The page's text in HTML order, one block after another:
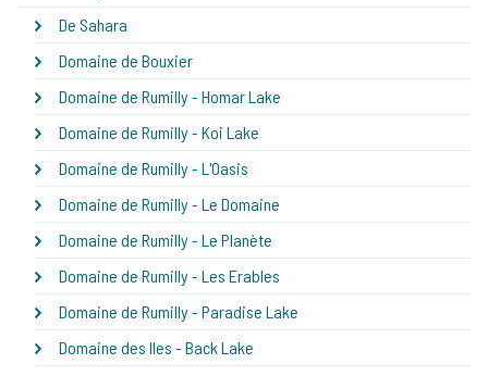
De Sahara
Domaine de Bouxier
Domaine de Rumilly - Homar Lake
Domaine de Rumilly - Koi Lake
Domaine de Rumilly - L'Oasis
Domaine de Rumilly - Le Domaine
Domaine de Rumilly - Le Planète
Domaine de Rumilly - Les Erables
Domaine de Rumilly - Paradise Lake
Domaine des Iles - Back Lake